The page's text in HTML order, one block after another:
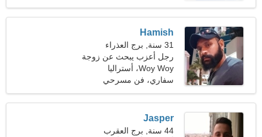
Hamish
31 سنة, برج العذراء
رجل أعزب يبحث عن زوجة
25-29
Woy Woy، أستراليا
سفاري، فن مسرحي
Jasper
44 سنة, برج العقرب